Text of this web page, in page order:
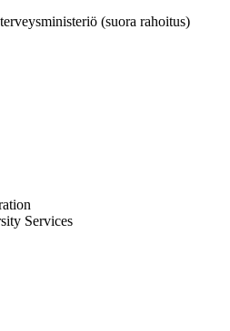
(suora rahoitus)
Services